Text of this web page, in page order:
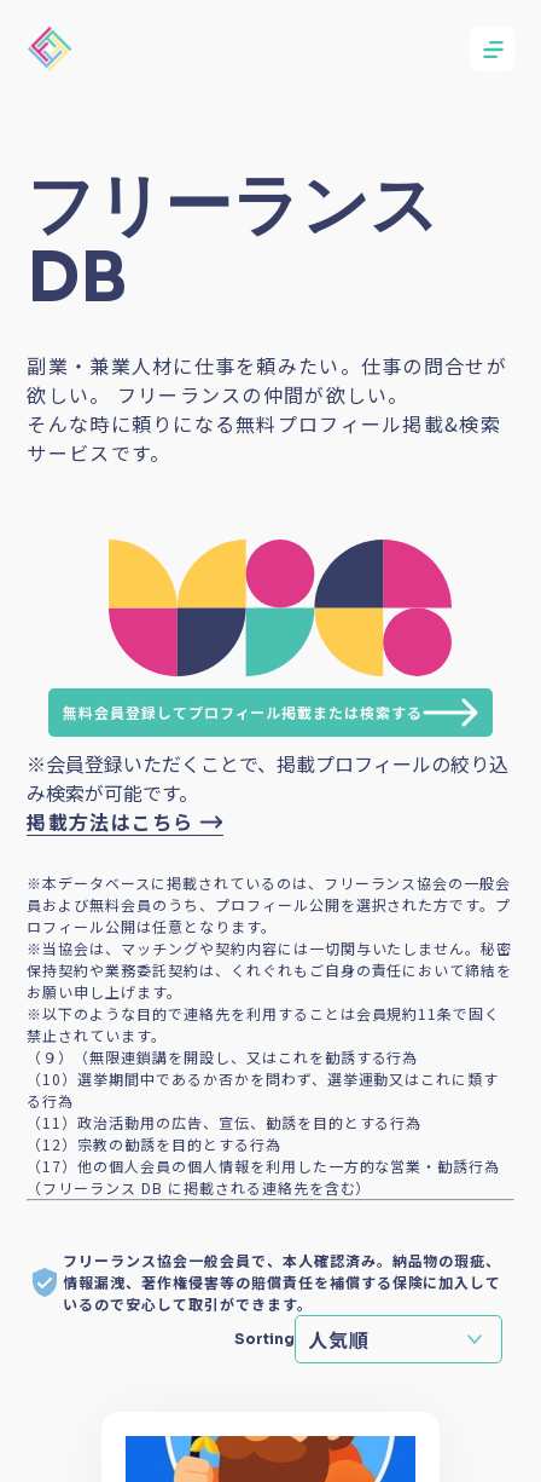
フリーランス
DB
副業・兼業人材に仕事を頼みたい。仕事の問合せが
欲しい。 フリーランスの仲間が欲しい。
そんな時に頼りになる無料プロフィール掲載&検索
サービスです。
無料会員登録してプロフィール掲載または検索する
※会員登録いただくことで、掲載プロフィールの絞り込
み検索が可能です。
掲載方法はこちら
※本データベースに掲載されているのは、フリーランス協会の一般会
員および無料会員のうち、プロフィール公開を選択された方です。プ
ロフィール公開は任意となります。
※当協会は、マッチングや契約内容には一切関与いたしません。秘密
保持契約や業務委託契約は、くれぐれもご自身の責任において締結を
お願い申し上げます。
※以下のような目的で連絡先を利用することは会員規約11条で固く
禁止されています。
（９）（無限連鎖講を開設し、又はこれを勧誘する行為
（10）選挙期間中であるか否かを問わず、選挙運動又はこれに類す
る行為
（11）政治活動用の広告、宣伝、勧誘を目的とする行為
（12）宗教の勧誘を目的とする行為
（17）他の個人会員の個人情報を利用した一方的な営業・勧誘行為
（フリーランス DB に掲載される連絡先を含む）
フリーランス協会一般会員で、本人確認済み。納品物の瑕疵、
情報漏洩、著作権侵害等の賠償責任を補償する保険に加入して
いるので安心して取引ができます。
Sorting